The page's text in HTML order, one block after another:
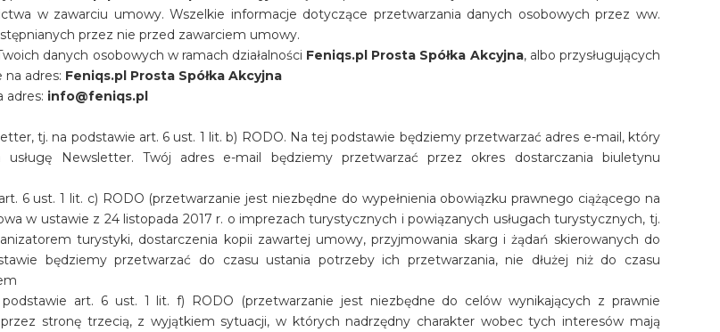
w zawarciu umowy. Wszelkie informacje dotyczące przetwarzania danych osobowych przez ww.
przez nie przed zawarciem umowy.
danych osobowych w ramach działalności Feniqs.pl Prosta Spółka Akcyjna, albo przysługujących
adres: Feniqs.pl Prosta Spółka Akcyjna
adres: info@feniqs.pl
tj. na podstawie art. 6 ust. 1 lit. b) RODO. Na tej podstawie będziemy przetwarzać adres e-mail, który
Newsletter. Twój adres e-mail będziemy przetwarzać przez okres dostarczania biuletynu
6 ust. 1 lit. c) RODO (przetwarzanie jest niezbędne do wypełnienia obowiązku prawnego ciążącego na
w ustawie z 24 listopada 2017 r. o imprezach turystycznych i powiązanych usługach turystycznych, tj.
turystyki, dostarczenia kopii zawartej umowy, przyjmowania skarg i żądań skierowanych do
będziemy przetwarzać do czasu ustania potrzeby ich przetwarzania, nie dłużej niż do czasu
art. 6 ust. 1 lit. f) RODO (przetwarzanie jest niezbędne do celów wynikających z prawnie
stronę trzecią, z wyjątkiem sytuacji, w których nadrzędny charakter wobec tych interesów mają